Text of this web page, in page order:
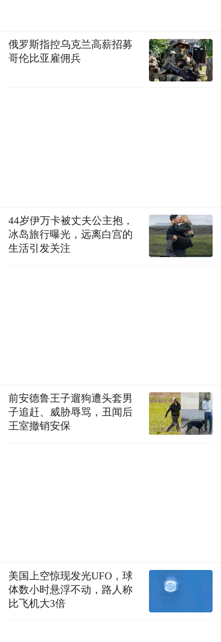
俄罗斯指控乌克兰高薪招募
哥伦比亚雇佣兵
44岁伊万卡被丈夫公主抱，
冰岛旅行曝光，远离白宫的
生活引发关注
前安德鲁王子遛狗遭头套男
子追赶、威胁辱骂，丑闻后
王室撤销安保
美国上空惊现发光UFO，球
体数小时悬浮不动，路人称
比飞机大3倍